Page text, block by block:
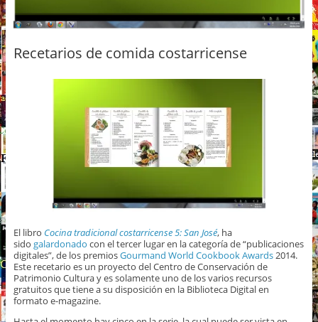
Recetarios de comida costarricense
El libro Cocina tradicional costarricense 5: San José, ha
sido galardonado con el tercer lugar en la categoría de “publicaciones
digitales”, de los premiosGourmand World Cookbook Awards2014.
Este recetario es un proyecto del Centro de Conservación de
Patrimonio Cultura y es solamente uno de los varios recursos
gratuitos que tiene a su disposición en la Biblioteca Digital en
formato e-magazine.